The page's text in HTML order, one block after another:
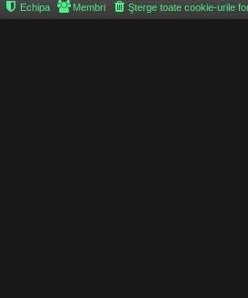
Şterge toate cookie-urile
Membri
Echipa